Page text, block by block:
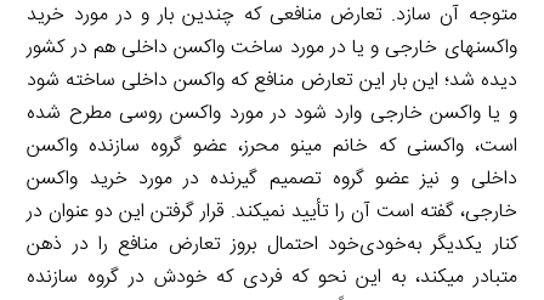
متوجه آن سازد. تعارض منافعی که چندین بار و در مورد خرید
واکسن­های خارجی و یا در مورد ساخت واکسن داخلی هم در کشور
دیده شد؛ این بار این تعارض منافع که واکسن داخلی ساخته شود
و یا واکسن خارجی وارد شود در مورد واکسن روسی مطرح شده
است، واکسنی که خانم مینو محرز، عضو گروه سازنده واکسن
داخلی و نیز عضو گروه تصمیم ­گیرنده در مورد خرید واکسن
خارجی، گفته است آن را تأیید نمی­کند. قرار گرفتن این دو عنوان در
کنار یکدیگر به‌خودی‌خود احتمال بروز تعارض منافع را در ذهن
متبادر می­کند، به این نحو که فردی که خودش در گروه سازنده